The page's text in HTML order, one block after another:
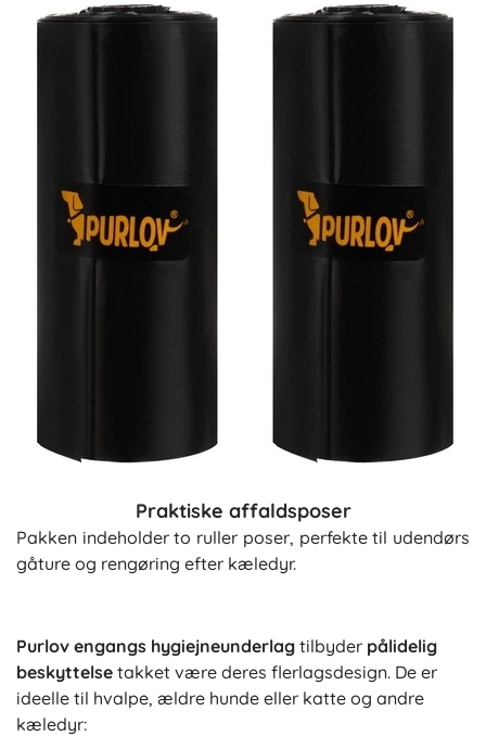
Praktiske affaldsposer
Pakken indeholder to ruller poser, perfekte til udendørs
gåture og rengøring efter kæledyr.
Purlov engangs hygiejneunderlag tilbyder pålidelig
beskyttelse takket være deres flerlagsdesign. De er
ideelle til hvalpe, ældre hunde eller katte og andre
kæledyr: